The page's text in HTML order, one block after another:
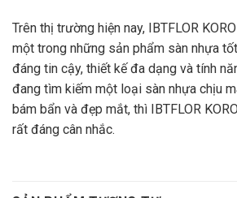
Trên thị trường hiện nay, IBTFLOR
một trong những sản phẩm sàn nhựa
đáng tin cậy, thiết kế đa dạng và tính
đang tìm kiếm một loại sàn nhựa chịu
bám bẩn và đẹp mắt, thì IBTFLOR
rất đáng cân nhắc.